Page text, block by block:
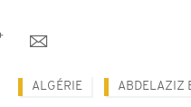
ALGÉRIE ABDELAZIZ